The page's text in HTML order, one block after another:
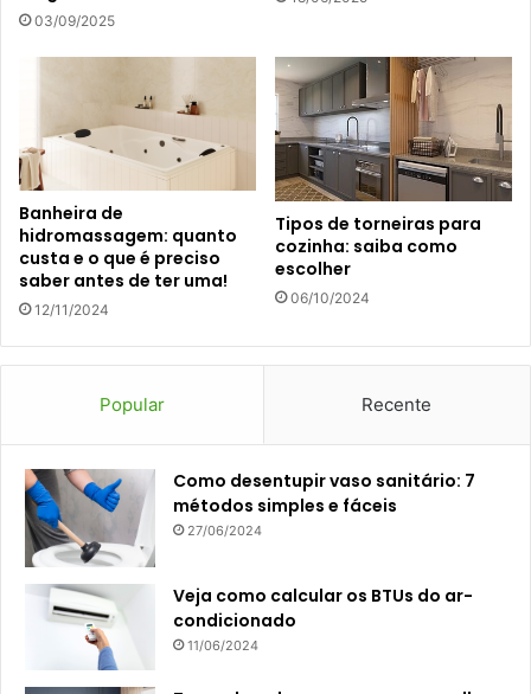
03/09/2025
Banheira de
hidromassagem: quanto
custa e o que é preciso
saber antes de ter uma!
12/11/2024
Tipos de torneiras para
cozinha: saiba como
escolher
06/10/2024
Popular Recente
Como desentupir vaso sanitário: 7
métodos simples e fáceis
27/06/2024
Veja como calcular os BTUs do ar-
condicionado
11/06/2024